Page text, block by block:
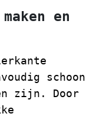
en
schoon
zijn. Door